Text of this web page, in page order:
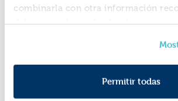
combinarla con otra información
del uso que hayas hecho de sus
consentimiento en cualquier
información consulta laPolítica de
Política de Privacidad.
Permitir todas